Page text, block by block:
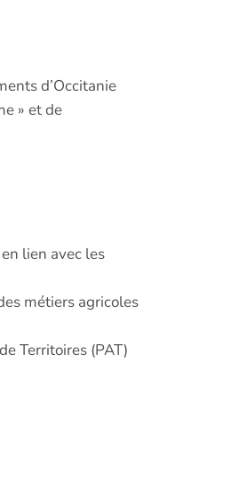
d’Occitanie
» et de
lien avec les
métiers agricoles
Territoires (PAT)